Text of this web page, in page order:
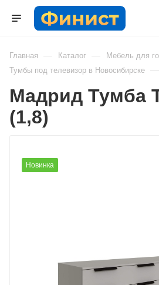
Главная — Каталог — Мебель для
Тумбы под телевизор в Новосибирске —
Мадрид Тумба
(1,8)
Новинка